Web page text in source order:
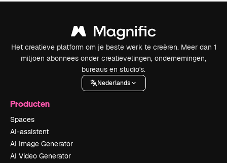
Het creatieve platform om je beste werk te creëren. Meer dan 1
miljoen abonnees onder creatievelingen, ondernemingen,
bureaus en studio's.
Nederlands
Producten
Spaces
AI-assistent
AI Image Generator
AI Video Generator